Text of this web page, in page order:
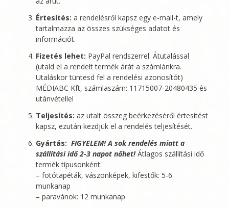
Értesítés: a rendelésről kapsz egy e-mail-t, amely
tartalmazza az összes szükséges adatot és
információt.
Fizetés lehet: PayPal rendszerrel. Átutalással
(utald el a rendelt termék árát a számlánkra.
Utaláskor tüntesd fel a rendelési azonosítót)
MÉDIABC Kft, számlaszám: 11715007-20480435 és
utánvétellel
Teljesítés: az utalt összeg beérkezéséről értesítést
kapsz, ezután kezdjük el a rendelés teljesítését.
Gyártás: FIGYELEM! A sok rendelés miatt a
szállítási idő 2-3 napot nőhet!Átlagos szállítási idő
termék típusonként:
– fotótapéták, vászonképek, kifestők: 5-6
munkanap
– paravánok: 12 munkanap